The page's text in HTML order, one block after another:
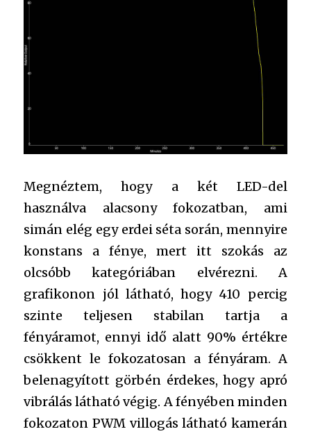
Megnéztem, hogy a két LED-del
használva alacsony fokozatban, ami
simán elég egy erdei séta során, mennyire
konstans a fénye, mert itt szokás az
olcsóbb kategóriában elvérezni. A
grafikonon jól látható, hogy 410 percig
szinte teljesen stabilan tartja a
fényáramot, ennyi idő alatt 90% értékre
csökkent le fokozatosan a fényáram. A
belenagyított görbén érdekes, hogy apró
vibrálás látható végig. A fényében minden
fokozaton PWM villogás látható kamerán